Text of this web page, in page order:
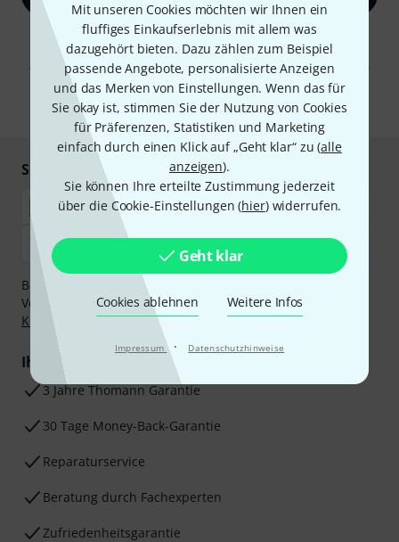
Mit unseren Cookies möchten wir Ihnen ein
fluffiges Einkaufserlebnis mit allem was
dazugehört bieten. Dazu zählen zum Beispiel
passende Angebote, personalisierte Anzeigen
und das Merken von Einstellungen. Wenn das für
Sie okay ist, stimmen Sie der Nutzung von Cookies
für Präferenzen, Statistiken und Marketing
einfach durch einen Klick auf „Geht klar“ zu (alle
anzeigen).
Sie können Ihre erteilte Zustimmung jederzeit
über die Cookie-Einstellungen (hier) widerrufen.
Geht klar
Cookies ablehnen Weitere Infos
Impressum · Datenschutzhinweise
Mit Klick auf „Jetzt anmelden“ stimmen Sie dem Erhalt von E-Mail-
Werbung und einer Messung des E-Mail-Nutzungsverhaltens zu. Die
Abmeldung ist jederzeit möglich. Weitere Informationen finden Sie in
unseren
Datenschutzhinweisen
* Pflichtfeld
Sicher einkaufen & bezahlen
Bezahlen Sie vertraulich und sicher per Nachnahme,
Vorkasse, PayPal, Amazon Pay,
Klarna Sofort bezahlen
Klarna Ratenzahlungoder Kreditkarte.
Ihre Vorteile
3 Jahre Thomann Garantie
30 Tage Money-Back-Garantie
Reparaturservice
Beratung durch Fachexperten
Zufriedenheitsgarantie